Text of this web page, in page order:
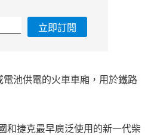
立即訂閱
池供電的火車車廂，用於鐵路
和捷克最早廣泛使用的新一代柴